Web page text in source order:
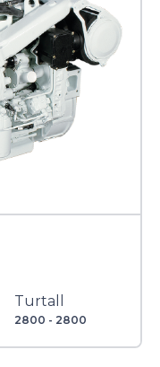
Turtall
2800 - 2800